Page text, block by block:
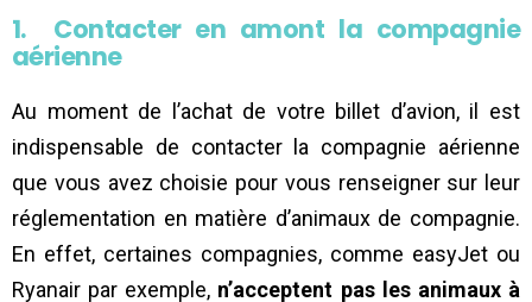
1. Contacter en amont la compagnie
aérienne
Au moment de l’achat de votre billet d’avion, il est
indispensable de contacter la compagnie aérienne
que vous avez choisie pour vous renseigner sur leur
réglementation en matière d’animaux de compagnie.
En effet, certaines compagnies, comme easyJet ou
Ryanair par exemple, n’acceptent pas les animaux à